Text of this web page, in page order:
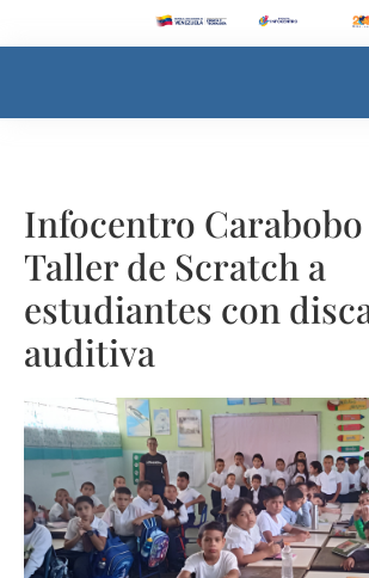
Infocentro
Taller de Scratch a
estudiantes con
auditiva